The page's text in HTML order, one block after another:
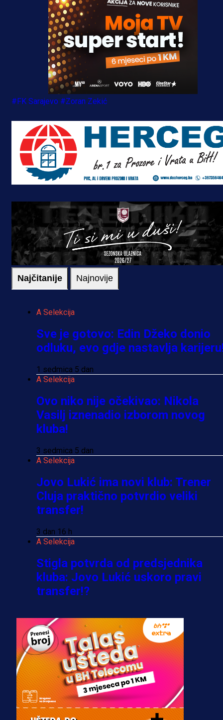
#FK Sarajevo #Zoran Zekić
Najčitanije Najnovije
A Selekcija
Sve je gotovo: Edin Džeko donio
odluku, evo gdje nastavlja
1 sedmica 5 dan
A Selekcija
Ovo niko nije očekivao: Nikola
Vasilj iznenadio izborom novog
kluba!
3 sedmica 5 dan
A Selekcija
Jovo Lukić ima novi klub: Trener
Cluja praktično potvrdio veliki
transfer!
3 dan 16 h
A Selekcija
Stigla potvrda od predsjednika
kluba: Jovo Lukić uskoro pravi
transfer!?
A Selekcija
Zmajevi dobili veliko pojačanje:
Fudbaler Olympiacosa želi obući
dres BiH!
3 sedmica 3 dan
Premijer liga BiH